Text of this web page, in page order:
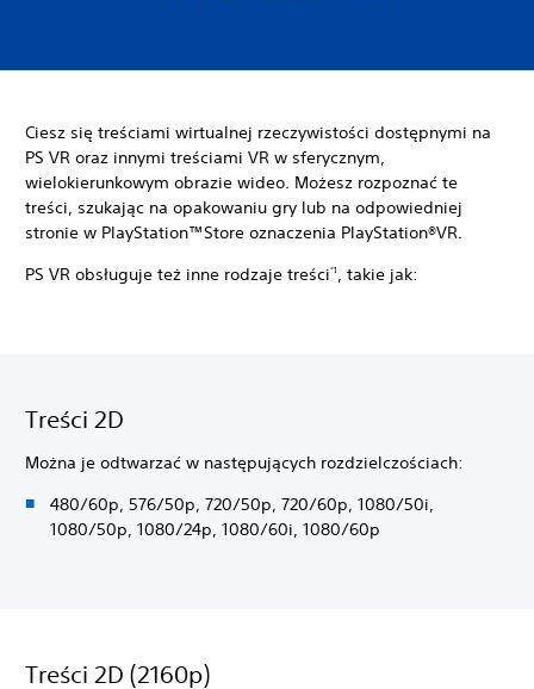
Ciesz się treściami wirtualnej rzeczywistości dostępnymi na
PS VR oraz innymi treściami VR w sferycznym,
wielokierunkowym obrazie wideo. Możesz rozpoznać te
treści, szukając na opakowaniu gry lub na odpowiedniej
stronie w PlayStation™Store oznaczenia PlayStation®VR.
PS VR obsługuje też inne rodzaje treści*1 , takie jak:
Treści 2D
Można je odtwarzać w następujących rozdzielczościach:
480/60p, 576/50p, 720/50p, 720/60p, 1080/50i,
1080/50p, 1080/24p, 1080/60i, 1080/60p
Treści 2D (2160p)